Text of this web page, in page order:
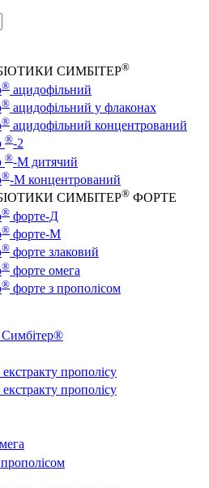
СИМБІТЕР®
® ацидофільний
® ацидофільний у флаконах
® ацидофільний концентрований
®-2
®-М дитячий
®-М концентрований
СИМБІТЕР® ФОРТЕ
® форте-Д
® форте-М
® форте злаковий
® форте омега
® форте з прополісом
Симбітер®
прополісу
прополісу